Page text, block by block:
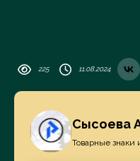
225 11.08.2024
Сысоева
Товарные знаки